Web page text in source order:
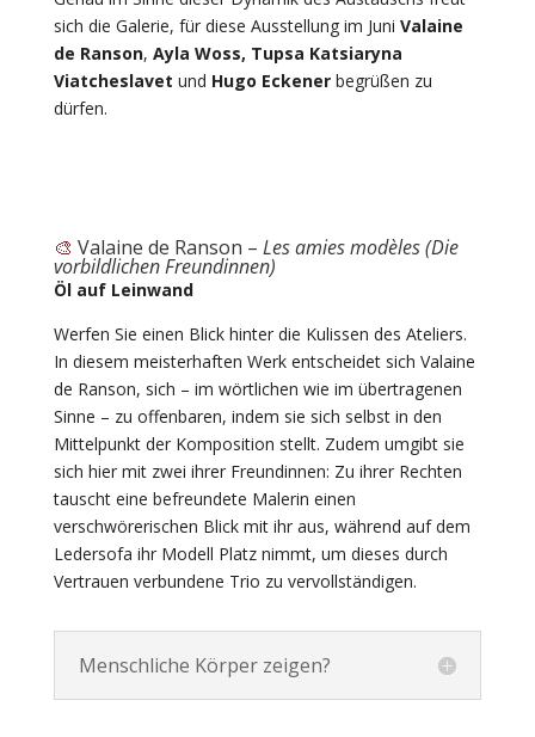
sich die Galerie, für diese Ausstellung im Juni Valaine
de Ranson, Ayla Woss, Tupsa Katsiaryna
Viatcheslavet und Hugo Eckenerbegrüßen zu
dürfen.
🎨 Valaine de Ranson – Les amies modèles (Die
vorbildlichen Freundinnen)
Öl auf Leinwand
Werfen Sie einen Blick hinter die Kulissen des Ateliers.
In diesem meisterhaften Werk entscheidet sich Valaine
de Ranson, sich – im wörtlichen wie im übertragenen
Sinne – zu offenbaren, indem sie sich selbst in den
Mittelpunkt der Komposition stellt. Zudem umgibt sie
sich hier mit zwei ihrer Freundinnen: Zu ihrer Rechten
tauscht eine befreundete Malerin einen
verschwörerischen Blick mit ihr aus, während auf dem
Ledersofa ihr Modell Platz nimmt, um dieses durch
Vertrauen verbundene Trio zu vervollständigen.
Menschliche Körper zeigen?